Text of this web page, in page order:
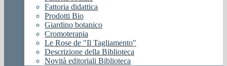
Fattoria didattica
Prodotti Bio
Giardino botanico
Cromoterapia
Le Rose de "Il Tagliamento"
Descrizione della Biblioteca
Novità editoriali Biblioteca